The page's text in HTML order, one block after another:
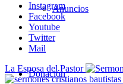
Anuncios
Donación
Instagram
Facebook
Youtube
Twitter
Mail
La Esposa del Pastor